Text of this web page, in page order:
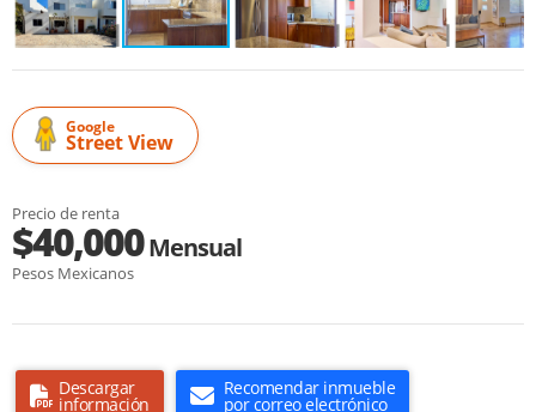
Google
Street View
Precio de renta
$40,000Mensual
Pesos Mexicanos
Descargar
información
Recomendar inmueble
por correo electrónico